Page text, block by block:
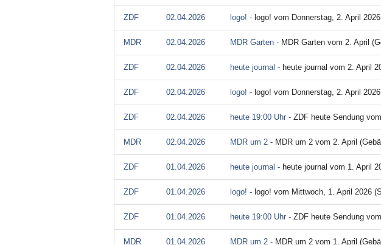
ZDF 02.04.2026 logo! - logo! vom Donnerstag, 2. April
MDR 02.04.2026 MDR Garten - MDR Garten vom 2. April
ZDF 02.04.2026 heute journal - heute journal vom 2. April
ZDF 02.04.2026 logo! - logo! vom Donnerstag, 2. April
ZDF 02.04.2026 heute 19:00 Uhr - ZDF heute Sendung
MDR 02.04.2026 MDR um 2 - MDR um 2 vom 2. April
ZDF 01.04.2026 heute journal - heute journal vom 1. April
ZDF 01.04.2026 logo! - logo! vom Mittwoch, 1. April 2026
ZDF 01.04.2026 heute 19:00 Uhr - ZDF heute Sendung
MDR 01.04.2026 MDR um 2 - MDR um 2 vom 1. April